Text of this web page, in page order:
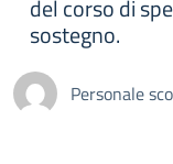
del corso di
sostegno.
Personale